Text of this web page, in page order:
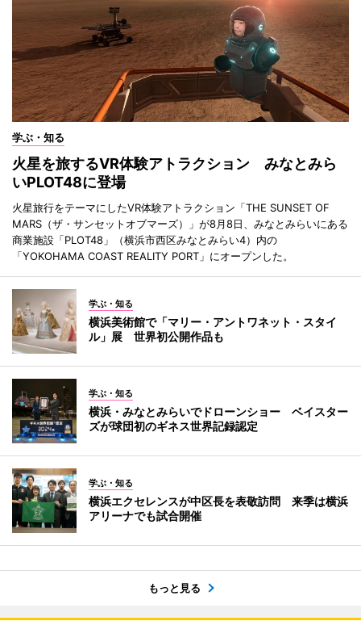
学ぶ・知る
火星を旅するVR体験アトラクション みなとみら
いPLOT48に登場
火星旅行をテーマにしたVR体験アトラクション「THE SUNSET OF
MARS（ザ・サンセットオブマーズ）」が8月8日、みなとみらいにある
商業施設「PLOT48」（横浜市西区みなとみらい4）内の
「YOKOHAMA COAST REALITY PORT」にオープンした。
学ぶ・知る
横浜美術館で「マリー・アントワネット・スタイ
ル」展 世界初公開作品も
学ぶ・知る
横浜・みなとみらいでドローンショー ベイスター
ズが球団初のギネス世界記録認定
学ぶ・知る
横浜エクセレンスが中区長を表敬訪問 来季は横浜
アリーナでも試合開催
もっと見る